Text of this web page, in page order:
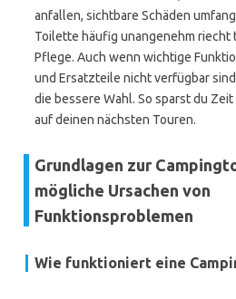
anfallen, sichtbare Schäden
Toilette häufig unangenehm
Pflege. Auch wenn wichtige
und Ersatzteile nicht verfügbar
die bessere Wahl. So sparst du
auf deinen nächsten Touren.
Grundlagen zur
mögliche Ursachen von
Funktionsproblemen
Wie funktioniert eine